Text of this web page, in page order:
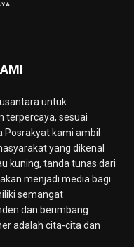
untuk
terpercaya, sesuai
Posrakyat kami ambil
yang dikenal
kuning, tanda tunas dari
menjadi media bagi
semangat
dan berimbang.
adalah cita-cita dan